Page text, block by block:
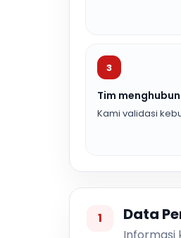
3
Tim
Kami validasi
1 Data